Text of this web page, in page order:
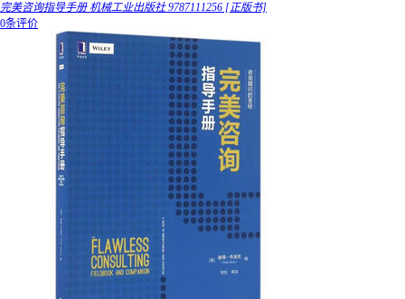
完美咨询指导手册 机械工业出版社 9787111256 [正版书]
0条评价